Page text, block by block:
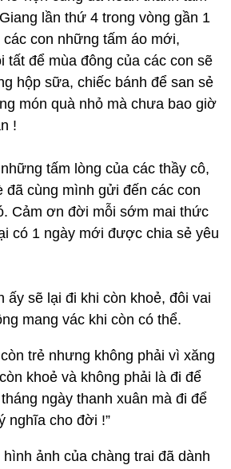
lần thứ 4 trong vòng gần 1
các con những tấm áo mới,
tất để mùa đông của các con sẽ
hộp sữa, chiếc bánh để san sẻ
món quà nhỏ mà chưa bao giờ
!
tấm lòng của các thầy cô,
đã cùng mình gửi đến các con
Cảm ơn đời mỗi sớm mai thức
có 1 ngày mới được chia sẻ yêu
ấy sẽ lại đi khi còn khoẻ, đôi vai
mang vác khi còn có thể.
trẻ nhưng không phải vì xăng
khoẻ và không phải là đi để
ngày thanh xuân mà đi để
nghĩa cho đời !”
ảnh của chàng trai đã dành